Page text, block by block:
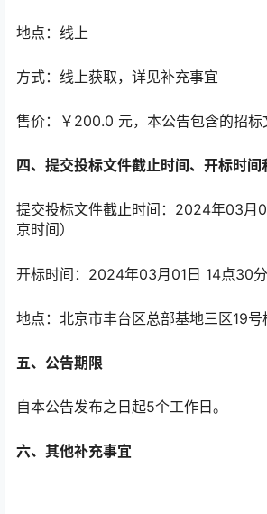
地点：线上
方式：线上获取，详见补充事宜
售价：￥200.0 元，本公告包含的招标
四、提交投标文件截止时间、开标时间
提交投标文件截止时间：2024年03月
京时间）
开标时间：2024年03月01日 14点30分
地点：北京市丰台区总部基地三区19号
五、公告期限
自本公告发布之日起5个工作日。
六、其他补充事宜